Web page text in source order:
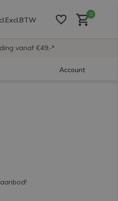
Excl.BTW
0
vanaf €49,-*
Account